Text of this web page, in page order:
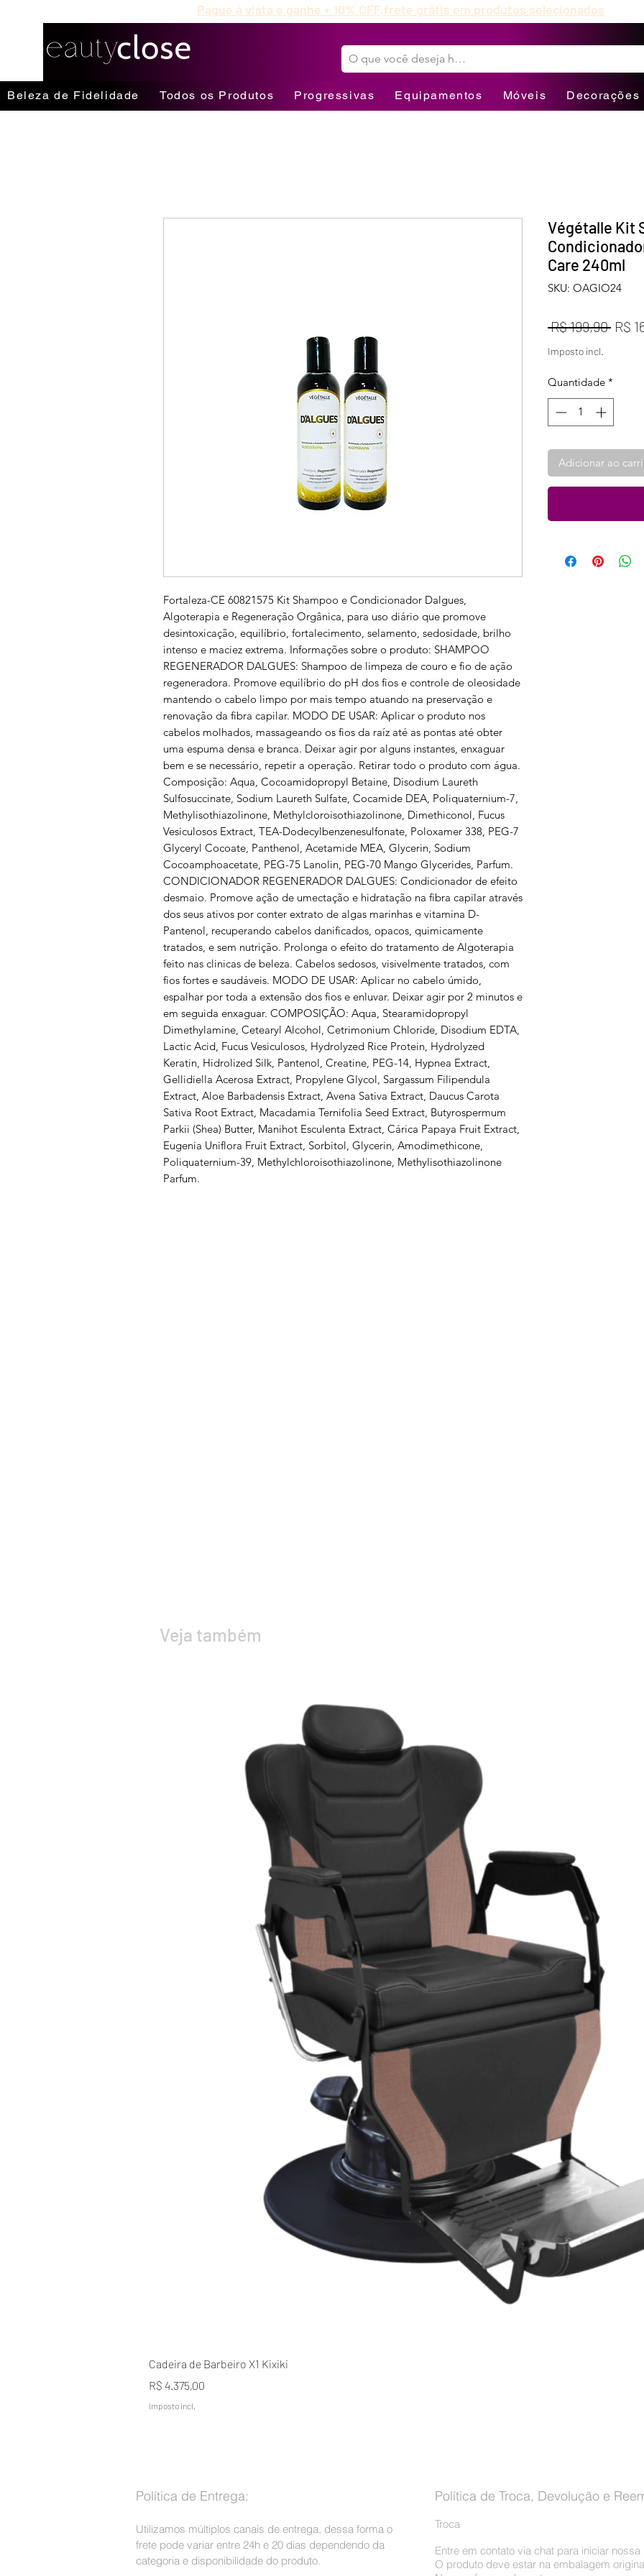
Pague à vista e ganhe + 10% OFF,
Beleza de Fidelidade Todos os Produtos Progressivas Equipamentos Móveis Decorações
frete grátis em produtos selecionados
Fortaleza-CE 60821575 Kit Shampoo e Condicionador Dalgues,
Algoterapia e Regeneração Orgânica, para uso diário que promove
desintoxicação, equilíbrio, fortalecimento, selamento, sedosidade, brilho
intenso e maciez extrema. Informações sobre o produto: SHAMPOO
REGENERADOR DALGUES: Shampoo de limpeza de couro e fio de ação
regeneradora. Promove equilíbrio do pH dos fios e controle de oleosidade
mantendo o cabelo limpo por mais tempo atuando na preservação e
renovação da fibra capilar. MODO DE USAR: Aplicar o produto nos
cabelos molhados, massageando os fios da raíz até as pontas até obter
uma espuma densa e branca. Deixar agir por alguns instantes, enxaguar
bem e se necessário, repetir a operação. Retirar todo o produto com água.
Composição: Aqua, Cocoamidopropyl Betaine, Disodium Laureth
Sulfosuccinate, Sodium Laureth Sulfate, Cocamide DEA, Poliquaternium-7,
Methylisothiazolinone, Methylcloroisothiazolinone, Dimethiconol, Fucus
Vesiculosos Extract, TEA-Dodecylbenzenesulfonate, Poloxamer 338, PEG-7
Glyceryl Cocoate, Panthenol, Acetamide MEA, Glycerin, Sodium
Cocoamphoacetate, PEG-75 Lanolin, PEG-70 Mango Glycerides, Parfum.
CONDICIONADOR REGENERADOR DALGUES: Condicionador de efeito
desmaio. Promove ação de umectação e hidratação na fibra capilar através
dos seus ativos por conter extrato de algas marinhas e vitamina D-
Pantenol, recuperando cabelos danificados, opacos, quimicamente
tratados, e sem nutrição. Prolonga o efeito do tratamento de Algoterapia
feito nas clinicas de beleza. Cabelos sedosos, visivelmente tratados, com
fios fortes e saudáveis. MODO DE USAR: Aplicar no cabelo úmido,
espalhar por toda a extensão dos fios e enluvar. Deixar agir por 2 minutos e
em seguida enxaguar. COMPOSIÇÃO: Aqua, Stearamidopropyl
Dimethylamine, Cetearyl Alcohol, Cetrimonium Chloride, Disodium EDTA,
Lactic Acid, Fucus Vesiculosos, Hydrolyzed Rice Protein, Hydrolyzed
Keratin, Hidrolized Silk, Pantenol, Creatine, PEG-14, Hypnea Extract,
Gellidiella Acerosa Extract, Propylene Glycol, Sargassum Filipendula
Extract, Aloe Barbadensis Extract, Avena Sativa Extract, Daucus Carota
Sativa Root Extract, Macadamia Ternifolia Seed Extract, Butyrospermum
Parkii (Shea) Butter, Manihot Esculenta Extract, Cárica Papaya Fruit Extract,
Eugenia Uniflora Fruit Extract, Sorbitol, Glycerin, Amodimethicone,
Poliquaternium-39, Methylchloroisothiazolinone, Methylisothiazolinone
Parfum.
Végétalle Kit
Care 240ml
SKU: OAGIO24
R$ 199,90 R$
Imposto incl.
Quantidade *
Adicionar ao
Veja também
Cadeira de Barbeiro X1 Kixiki
Preço
R$ 4.375,00
Imposto incl.
Política de Entrega:
Utilizamos múltiplos canais de entrega, dessa forma o
frete pode variar entre 24h e 20 dias dependendo da
categoria e disponibilidade do produto.
Política de Troca, Devolução e
Troca
Entre em contato via chat para iniciar
O produto deve estar na embalagem